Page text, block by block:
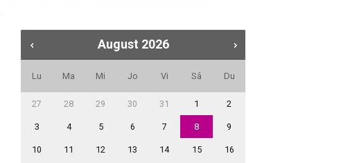
August 2026
Lu Ma Mi Jo Vi Sâ Du
27 28 29 30 31 1 2
3 4 5 6 7 8 9
10 11 12 13 14 15 16